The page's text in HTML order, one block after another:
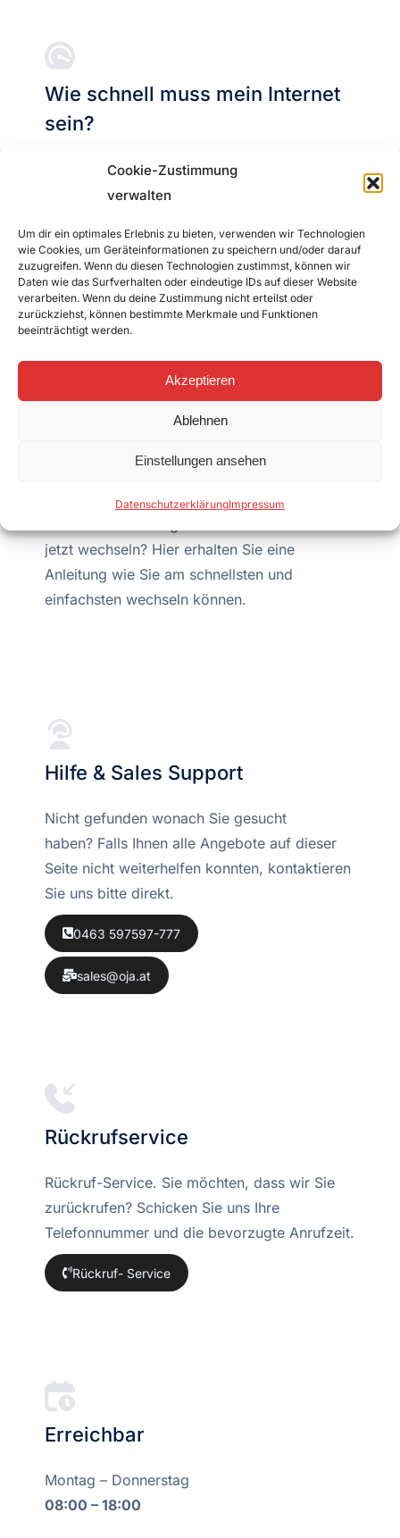
Cookie-Zustimmung
verwalten
Um dir ein optimales Erlebnis zu bieten, verwenden wir Technologien
wie Cookies, um Geräteinformationen zu speichern und/oder darauf
zuzugreifen. Wenn du diesen Technologien zustimmst, können wir
Daten wie das Surfverhalten oder eindeutige IDs auf dieser Website
verarbeiten. Wenn du deine Zustimmung nicht erteilst oder
zurückziehst, können bestimmte Merkmale und Funktionen
beeinträchtigt werden.
Akzeptieren
Ablehnen
Einstellungen ansehen
DatenschutzerklärungImpressum
Wie schnell muss mein Internet
sein?
Wir haben einmal die gängigsten „Surf-Typen“
zusammengestellt, um euch so eine
teuren und leistungsstarken Internettarif zu
geben.
Wie kann ich am einfachsten zu
oja.at wechseln?
Sie sind derzeit schon bei einem
jetzt wechseln? Hier erhalten Sie eine
Anleitung wie Sie am schnellsten und
einfachsten wechseln können.
Hilfe & Sales Support
Nicht gefunden wonach Sie gesucht
haben? Falls Ihnen alle Angebote auf dieser
Seite nicht weiterhelfen konnten, kontaktieren
Sie uns bitte direkt.
0463 597597-777
sales@oja.at
Rückrufservice
Rückruf-Service. Sie möchten, dass wir Sie
zurückrufen? Schicken Sie uns Ihre
Telefonnummer und die bevorzugte Anrufzeit.
Rückruf- Service
Erreichbar
Montag – Donnerstag
08:00 – 18:00